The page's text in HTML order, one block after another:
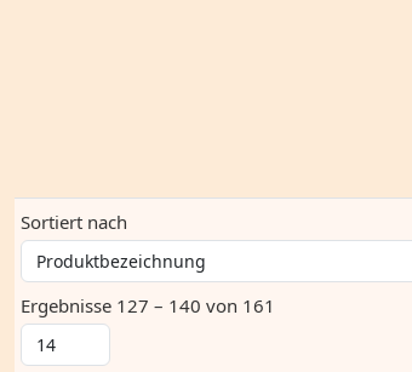
Sortiert nach
Ergebnisse 127 – 140 von 161